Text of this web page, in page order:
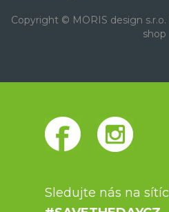
Copyright © MORIS design
shop
Sledujte nás na